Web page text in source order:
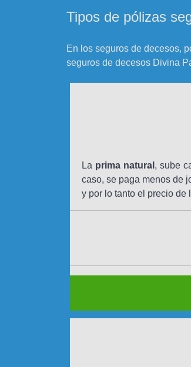
Tipos de pólizas
En los seguros de decesos,
seguros de decesos Divina
La prima natural , sube
caso, se paga menos de
y por lo tanto el precio de